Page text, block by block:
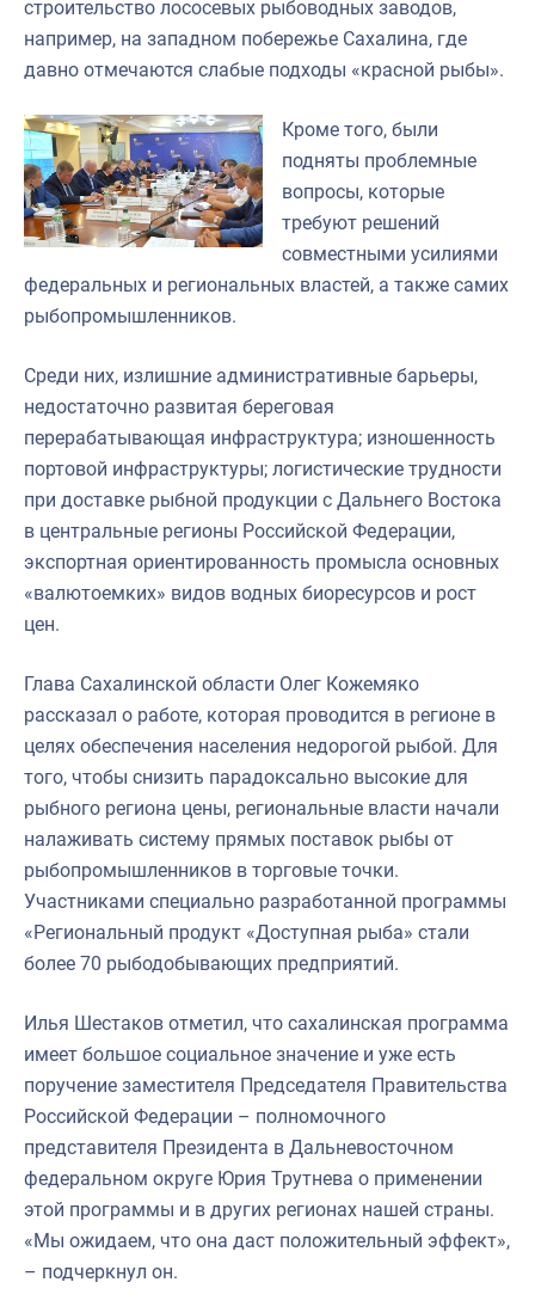
строительство лососевых рыбоводных заводов,
например, на западном побережье Сахалина, где
давно отмечаются слабые подходы «красной рыбы».
Кроме того, были
подняты проблемные
вопросы, которые
требуют решений
совместными усилиями
федеральных и региональных властей, а также самих
рыбопромышленников.
Среди них, излишние административные барьеры,
недостаточно развитая береговая
перерабатывающая инфраструктура; изношенность
портовой инфраструктуры; логистические трудности
при доставке рыбной продукции с Дальнего Востока
в центральные регионы Российской Федерации,
экспортная ориентированность промысла основных
«валютоемких» видов водных биоресурсов и рост
цен.
Глава Сахалинской области Олег Кожемяко
рассказал о работе, которая проводится в регионе в
целях обеспечения населения недорогой рыбой. Для
того, чтобы снизить парадоксально высокие для
рыбного региона цены, региональные власти начали
налаживать систему прямых поставок рыбы от
рыбопромышленников в торговые точки.
Участниками специально разработанной программы
«Региональный продукт «Доступная рыба» стали
более 70 рыбодобывающих предприятий.
Илья Шестаков отметил, что сахалинская программа
имеет большое социальное значение и уже есть
поручение заместителя Председателя Правительства
Российской Федерации – полномочного
представителя Президента в Дальневосточном
федеральном округе Юрия Трутнева о применении
этой программы и в других регионах нашей страны.
«Мы ожидаем, что она даст положительный эффект»,
– подчеркнул он.